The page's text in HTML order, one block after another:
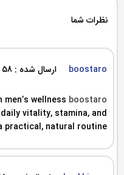
نظرات شما
boostaro ارسال شده : 58 روز پیش
wellness boostaro
vitality, stamina, and
practical, natural routine.